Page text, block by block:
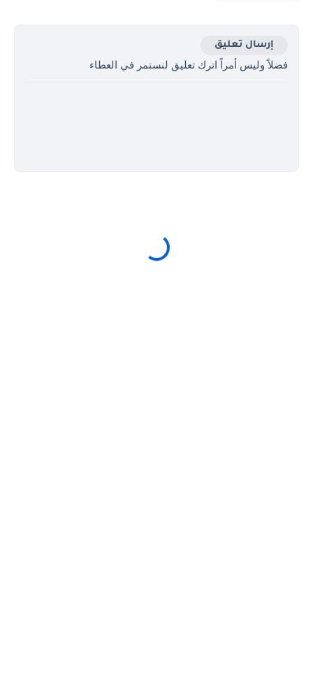
إرسال تعليق
فضلاً وليس أمراً اترك تعليق لنستمر في العطاء